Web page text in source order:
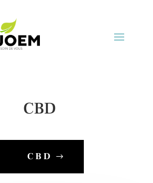
CBD
CBD